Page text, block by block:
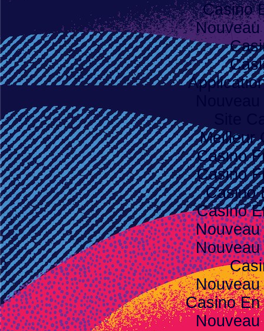
Casino
Meilleur
Casino
Casino
Casino
Casino
Casino